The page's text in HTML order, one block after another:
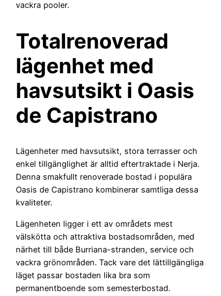
vackra pooler.
Totalrenoverad
lägenhet med
havsutsikt i Oasis
de Capistrano
Lägenheter med havsutsikt, stora terrasser och
enkel tillgänglighet är alltid eftertraktade i Nerja.
Denna smakfullt renoverade bostad i populära
Oasis de Capistrano kombinerar samtliga dessa
kvaliteter.
Lägenheten ligger i ett av områdets mest
välskötta och attraktiva bostadsområden, med
närhet till både Burriana-stranden, service och
vackra grönområden. Tack vare det lättillgängliga
läget passar bostaden lika bra som
permanentboende som semesterbostad.